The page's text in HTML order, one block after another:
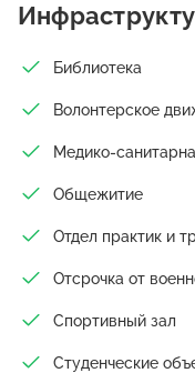
Библиотека
Волонтерское
Медико-
Общежитие
Отдел практик и
Отсрочка от
Спортивный зал
Студенческие